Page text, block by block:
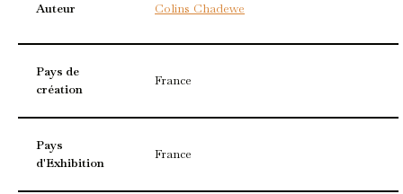
Auteur Colins Chadewe
Pays de
création
France
Pays
d'Exhibition
France